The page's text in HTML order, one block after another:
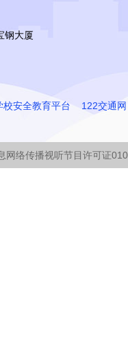
钢大厦
校安全教育平台 122交通网
网络传播视听节目许可证